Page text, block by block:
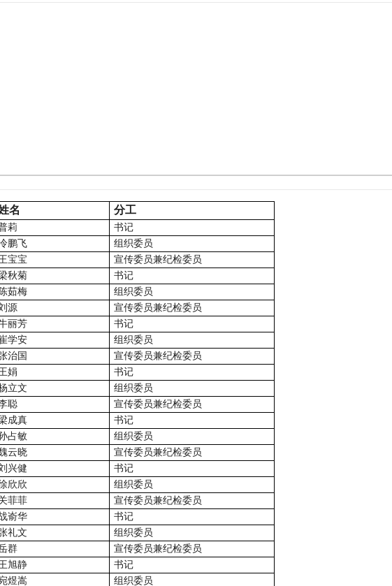
名 分工
莉
书记
鹏飞
组织委员
宝宝
宣传委员兼纪检委员
秋菊
书记
陈茹梅
组织委员
源
宣传委员兼纪检委员
丽芳
书记
学安
组织委员
治国
宣传委员兼纪检委员
娟
书记
立文
组织委员
聪
宣传委员兼纪检委员
成真
书记
占敏
组织委员
云晓
宣传委员兼纪检委员
兴健
书记
欣欣
组织委员
菲菲
宣传委员兼纪检委员
嵛华
书记
礼文
组织委员
群
宣传委员兼纪检委员
旭静
书记
煜嵩
组织委员